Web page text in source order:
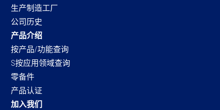
生产制造工厂
公司历史
产品介绍
按产品/功能查询
S按应用领域查询
零备件
产品认证
加入我们